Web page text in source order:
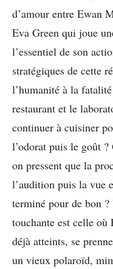
d’amour entre Ewan
Eva Green qui joue
l’essentiel de son
stratégiques de cette
l’humanité à la
restaurant et le
continuer à cuisiner
l’odorat puis le goût
on pressent que la
l’audition puis la vue
terminé pour de bon
touchante est celle
déjà atteints, se
un vieux polaroïd,